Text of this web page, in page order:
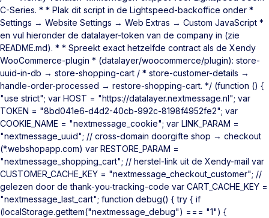
C-Series. * * Plak dit script in de Lightspeed-backoffice onder *
Settings → Website Settings → Web Extras → Custom JavaScript *
en vul hieronder de datalayer-token van de company in (zie
README.md). * * Spreekt exact hetzelfde contract als de Xendy
WooCommerce-plugin * (datalayer/woocommerce/plugin): store-
uuid-in-db → store-shopping-cart / * store-customer-details →
handle-order-processed → restore-shopping-cart. */ (function () {
"use strict"; var HOST = "https://datalayer.nextmessage.nl"; var
TOKEN = "8bd041e6-d4d2-40cb-992c-8198f4952fe2"; var
COOKIE_NAME = "nextmessage_cookie"; var LINK_PARAM =
"nextmessage_uuid"; // cross-domain doorgifte shop → checkout
(*.webshopapp.com) var RESTORE_PARAM =
"nextmessage_shopping_cart"; // herstel-link uit de Xendy-mail var
CUSTOMER_CACHE_KEY = "nextmessage_checkout_customer"; //
gelezen door de thank-you-tracking-code var CART_CACHE_KEY =
"nextmessage_last_cart"; function debug() { try { if
(localStorage.getItem("nextmessage_debug") === "1") {